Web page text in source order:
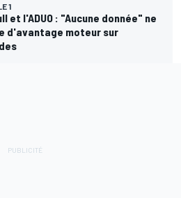
1
et l'ADUO : "Aucune donnée" ne
d'avantage moteur sur